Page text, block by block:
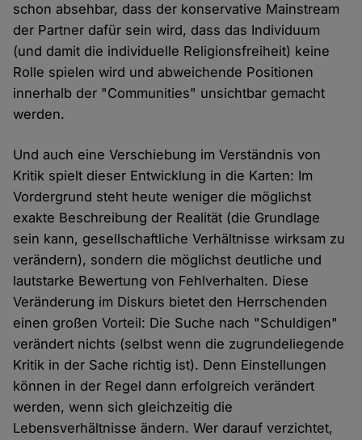
schon absehbar, dass der konservative Mainstream
der Partner dafür sein wird, dass das Individuum
(und damit die individuelle Religionsfreiheit) keine
Rolle spielen wird und abweichende Positionen
innerhalb der "Communities" unsichtbar gemacht
werden.
Und auch eine Verschiebung im Verständnis von
Kritik spielt dieser Entwicklung in die Karten: Im
Vordergrund steht heute weniger die möglichst
exakte Beschreibung der Realität (die Grundlage
sein kann, gesellschaftliche Verhältnisse wirksam zu
verändern), sondern die möglichst deutliche und
lautstarke Bewertung von Fehlverhalten. Diese
Veränderung im Diskurs bietet den Herrschenden
einen großen Vorteil: Die Suche nach "Schuldigen"
verändert nichts (selbst wenn die zugrundeliegende
Kritik in der Sache richtig ist). Denn Einstellungen
können in der Regel dann erfolgreich verändert
werden, wenn sich gleichzeitig die
Lebensverhältnisse ändern. Wer darauf verzichtet,